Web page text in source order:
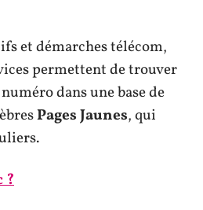
et démarches télécom,
permettent de trouver
dans une base de
Pages Jaunes, qui
?